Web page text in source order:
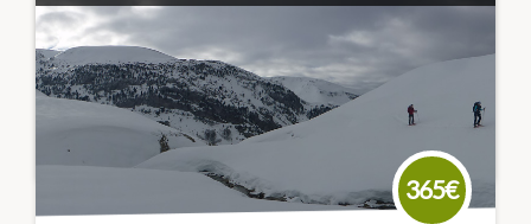
No te pierdas este viaje único al corazón del Parque
Nacional de Ordesa y Monte Perdido de nivel alto y que
nos lleva a recorrer la Faja de las Flores, la Cola de
Caballo y llegar hasta la Brecha de Rolando.
CÓDIGO VIAJE:
365€